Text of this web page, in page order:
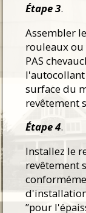
Étape 3.
Assembler
rouleaux ou
PAS
surface du
revêtement
Étape 4.
Installez le
revêtement
”pour